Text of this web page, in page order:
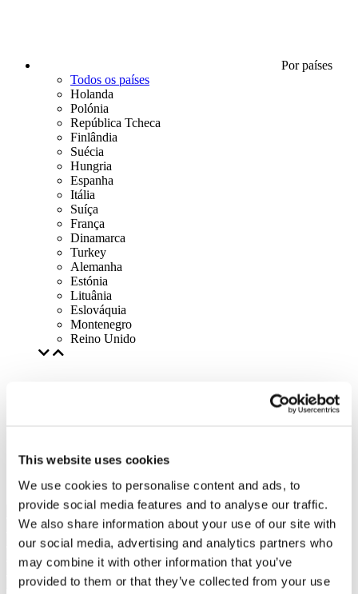
This website uses cookies
We use cookies to personalise content and ads, to
provide social media features and to analyse our traffic.
We also share information about your use of our site with
our social media, advertising and analytics partners who
may combine it with other information that you’ve
provided to them or that they’ve collected from your use
Por países
Todos os países
Holanda
Polónia
República Tcheca
Finlândia
Suécia
Hungria
Espanha
Itália
Suíça
França
Dinamarca
Turkey
Alemanha
Estónia
Lituânia
Eslováquia
Montenegro
Reino Unido